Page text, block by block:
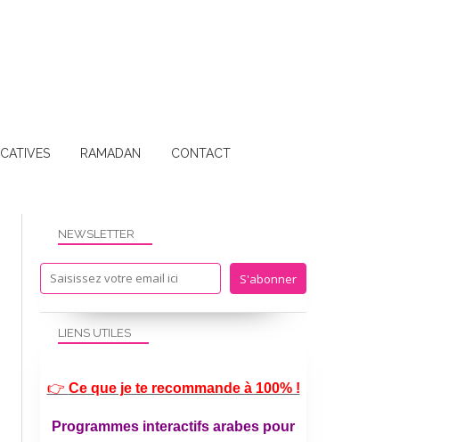
RAMADAN CONTACT
NEWSLETTER
LIENS UTILES
👉 Ce que je te recommande à 100% !
Programmes interactifs arabes pour